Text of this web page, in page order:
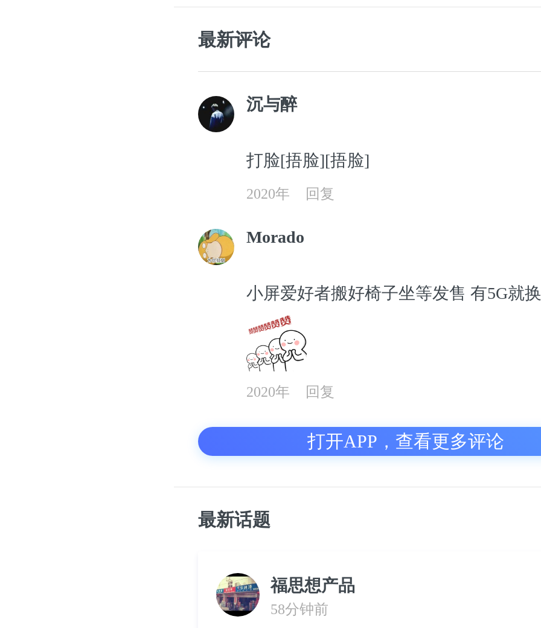
最新评论
沉与醉
打脸[捂脸][捂脸]
2020年 回复
Morado
小屏爱好者搬好椅子坐等发售 有5G就换
2020年 回复
打开APP，查看更多评论
最新话题
福思想产品
58分钟前